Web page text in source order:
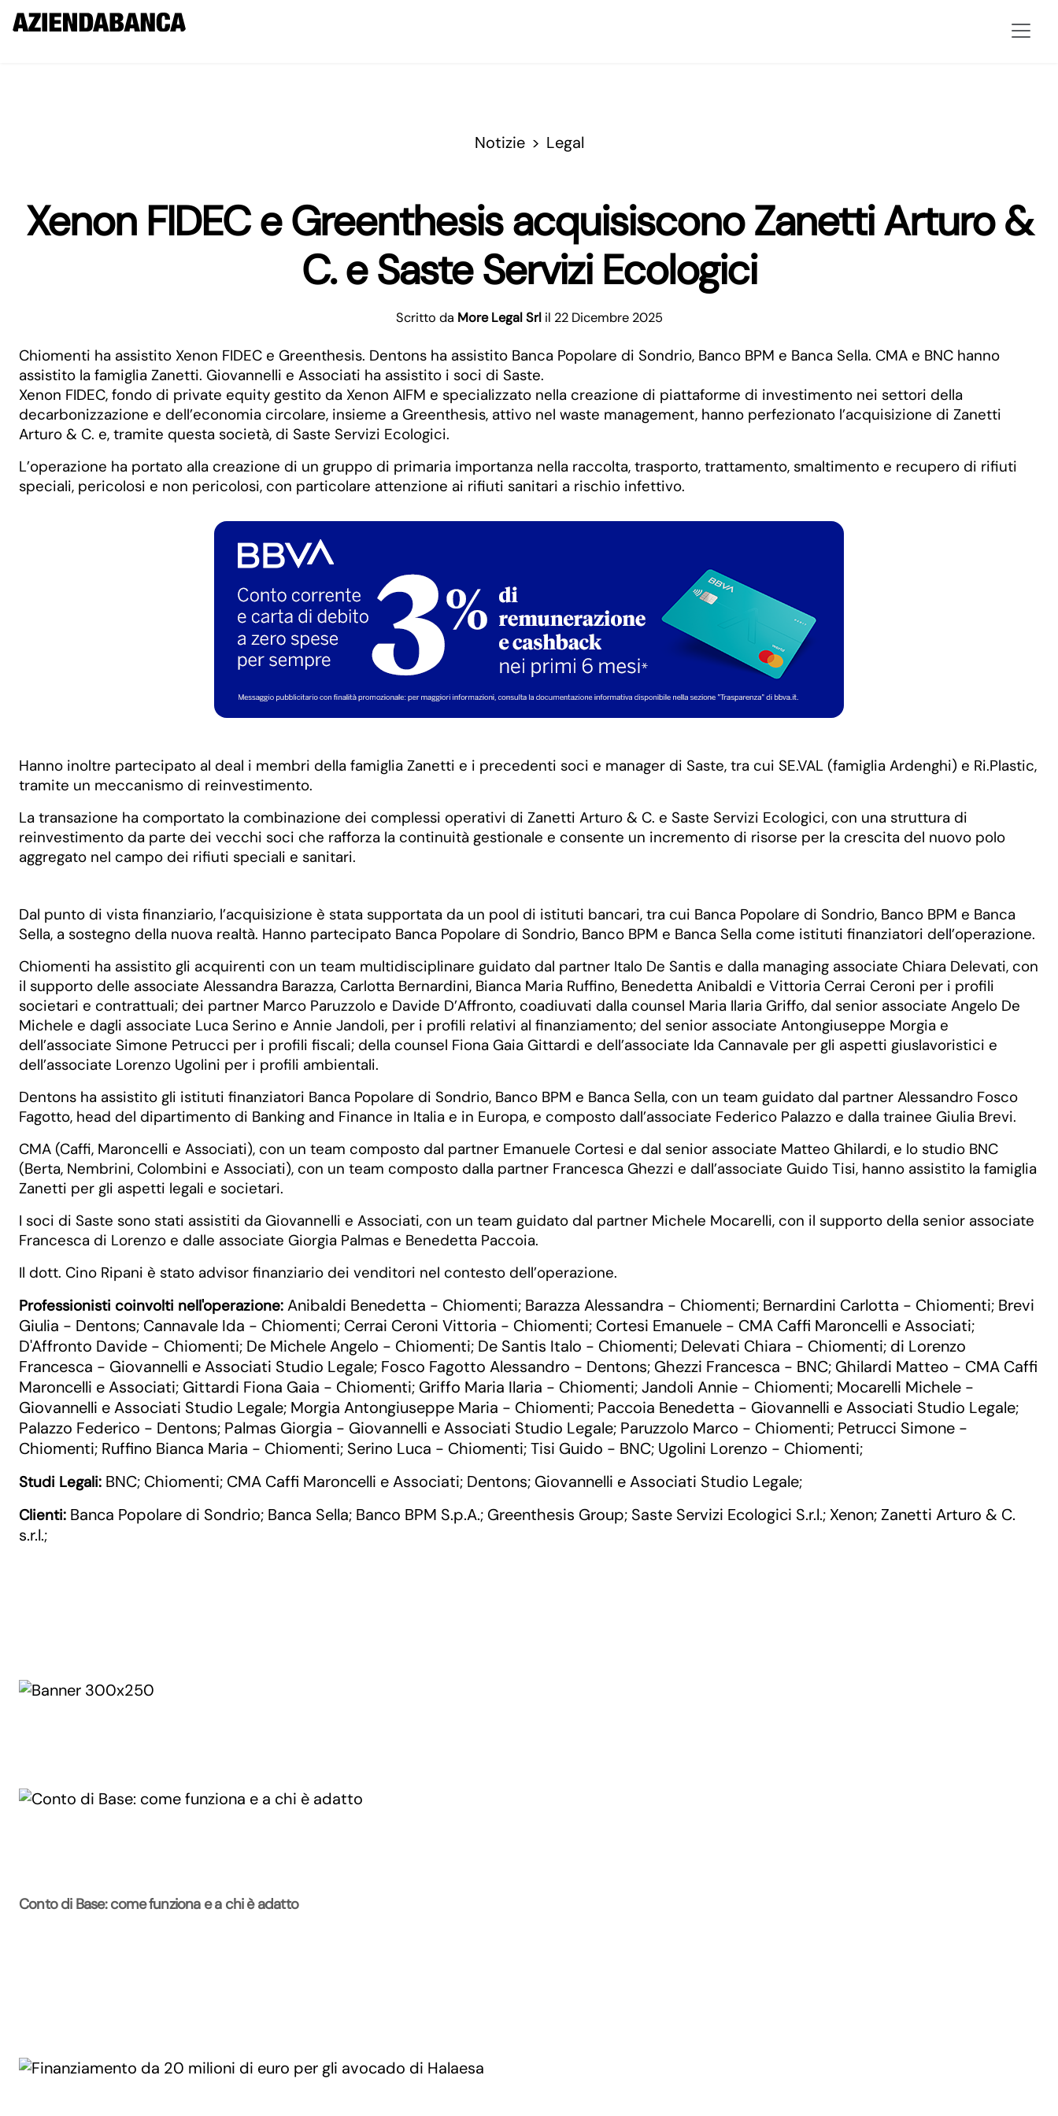
Notizie Legal
Xenon FIDEC e Greenthesis acquisiscono Zanetti Arturo &
C. e Saste Servizi Ecologici
Scritto da More Legal Srl il 22 Dicembre 2025
Chiomenti ha assistito Xenon FIDEC e Greenthesis. Dentons ha assistito Banca Popolare di Sondrio, Banco BPM e Banca Sella. CMA e BNC hanno
assistito la famiglia Zanetti. Giovannelli e Associati ha assistito i soci di Saste.
Xenon FIDEC, fondo di private equity gestito da Xenon AIFM e specializzato nella creazione di piattaforme di investimento nei settori della
decarbonizzazione e dell’economia circolare, insieme a Greenthesis, attivo nel waste management, hanno perfezionato l’acquisizione di Zanetti
Arturo & C. e, tramite questa società, di Saste Servizi Ecologici.
L’operazione ha portato alla creazione di un gruppo di primaria importanza nella raccolta, trasporto, trattamento, smaltimento e recupero di rifiuti
speciali, pericolosi e non pericolosi, con particolare attenzione ai rifiuti sanitari a rischio infettivo.
Hanno inoltre partecipato al deal i membri della famiglia Zanetti e i precedenti soci e manager di Saste, tra cui SE.VAL (famiglia Ardenghi) e Ri.Plastic,
tramite un meccanismo di reinvestimento.
La transazione ha comportato la combinazione dei complessi operativi di Zanetti Arturo & C. e Saste Servizi Ecologici, con una struttura di
reinvestimento da parte dei vecchi soci che rafforza la continuità gestionale e consente un incremento di risorse per la crescita del nuovo polo
aggregato nel campo dei rifiuti speciali e sanitari.
Dal punto di vista finanziario, l’acquisizione è stata supportata da un pool di istituti bancari, tra cui Banca Popolare di Sondrio, Banco BPM e Banca
Sella, a sostegno della nuova realtà. Hanno partecipato Banca Popolare di Sondrio, Banco BPM e Banca Sella come istituti finanziatori dell’operazione.
Chiomenti ha assistito gli acquirenti con un team multidisciplinare guidato dal partner Italo De Santis e dalla managing associate Chiara Delevati, con
il supporto delle associate Alessandra Barazza, Carlotta Bernardini, Bianca Maria Ruffino, Benedetta Anibaldi e Vittoria Cerrai Ceroni per i profili
societari e contrattuali; dei partner Marco Paruzzolo e Davide D’Affronto, coadiuvati dalla counsel Maria Ilaria Griffo, dal senior associate Angelo De
Michele e dagli associate Luca Serino e Annie Jandoli, per i profili relativi al finanziamento; del senior associate Antongiuseppe Morgia e
dell’associate Simone Petrucci per i profili fiscali; della counsel Fiona Gaia Gittardi e dell’associate Ida Cannavale per gli aspetti giuslavoristici e
dell’associate Lorenzo Ugolini per i profili ambientali.
Dentons ha assistito gli istituti finanziatori Banca Popolare di Sondrio, Banco BPM e Banca Sella, con un team guidato dal partner Alessandro Fosco
Fagotto, head del dipartimento di Banking and Finance in Italia e in Europa, e composto dall’associate Federico Palazzo e dalla trainee Giulia Brevi.
CMA (Caffi, Maroncelli e Associati), con un team composto dal partner Emanuele Cortesi e dal senior associate Matteo Ghilardi, e lo studio BNC
(Berta, Nembrini, Colombini e Associati), con un team composto dalla partner Francesca Ghezzi e dall’associate Guido Tisi, hanno assistito la famiglia
Zanetti per gli aspetti legali e societari.
I soci di Saste sono stati assistiti da Giovannelli e Associati, con un team guidato dal partner Michele Mocarelli, con il supporto della senior associate
Francesca di Lorenzo e dalle associate Giorgia Palmas e Benedetta Paccoia.
Il dott. Cino Ripani è stato advisor finanziario dei venditori nel contesto dell’operazione.
Professionisti coinvolti nell'operazione: Anibaldi Benedetta - Chiomenti; Barazza Alessandra - Chiomenti; Bernardini Carlotta - Chiomenti; Brevi
Giulia - Dentons; Cannavale Ida - Chiomenti; Cerrai Ceroni Vittoria - Chiomenti; Cortesi Emanuele - CMA Caffi Maroncelli e Associati;
D'Affronto Davide - Chiomenti; De Michele Angelo - Chiomenti; De Santis Italo - Chiomenti; Delevati Chiara - Chiomenti; di Lorenzo
Francesca - Giovannelli e Associati Studio Legale; Fosco Fagotto Alessandro - Dentons; Ghezzi Francesca - BNC; Ghilardi Matteo - CMA Caffi
Maroncelli e Associati; Gittardi Fiona Gaia - Chiomenti; Griffo Maria Ilaria - Chiomenti; Jandoli Annie - Chiomenti; Mocarelli Michele -
Giovannelli e Associati Studio Legale; Morgia Antongiuseppe Maria - Chiomenti; Paccoia Benedetta - Giovannelli e Associati Studio Legale;
Palazzo Federico - Dentons; Palmas Giorgia - Giovannelli e Associati Studio Legale; Paruzzolo Marco - Chiomenti; Petrucci Simone -
Chiomenti; Ruffino Bianca Maria - Chiomenti; Serino Luca - Chiomenti; Tisi Guido - BNC; Ugolini Lorenzo - Chiomenti;
Studi Legali: BNC; Chiomenti; CMA Caffi Maroncelli e Associati; Dentons; Giovannelli e Associati Studio Legale;
Clienti: Banca Popolare di Sondrio; Banca Sella; Banco BPM S.p.A.; Greenthesis Group; Saste Servizi Ecologici S.r.l.; Xenon; Zanetti Arturo & C.
s.r.l.;
Conto di Base: come funziona e a chi è adatto